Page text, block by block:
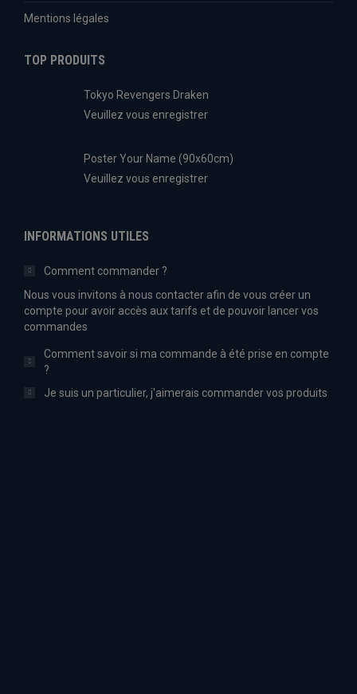
Mentions légales
TOP PRODUITS
Tokyo Revengers Draken
Veuillez vous enregistrer
Poster Your Name (90x60cm)
Veuillez vous enregistrer
INFORMATIONS UTILES
Comment commander ?
Nous vous invitons à nous contacter afin de vous créer un
compte pour avoir accès aux tarifs et de pouvoir lancer vos
commandes
Comment savoir si ma commande à été prise en compte
?
Je suis un particulier, j'aimerais commander vos produits